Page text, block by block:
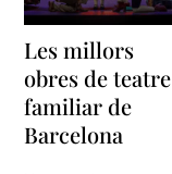
Les millors
obres de teatre
familiar de
Barcelona